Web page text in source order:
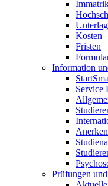
Kosten
Fristen
Information
Service
Prüfungen